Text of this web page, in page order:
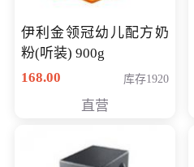
伊利金领冠幼儿配方奶
粉(听装) 900g
168.00
库存1920
直营